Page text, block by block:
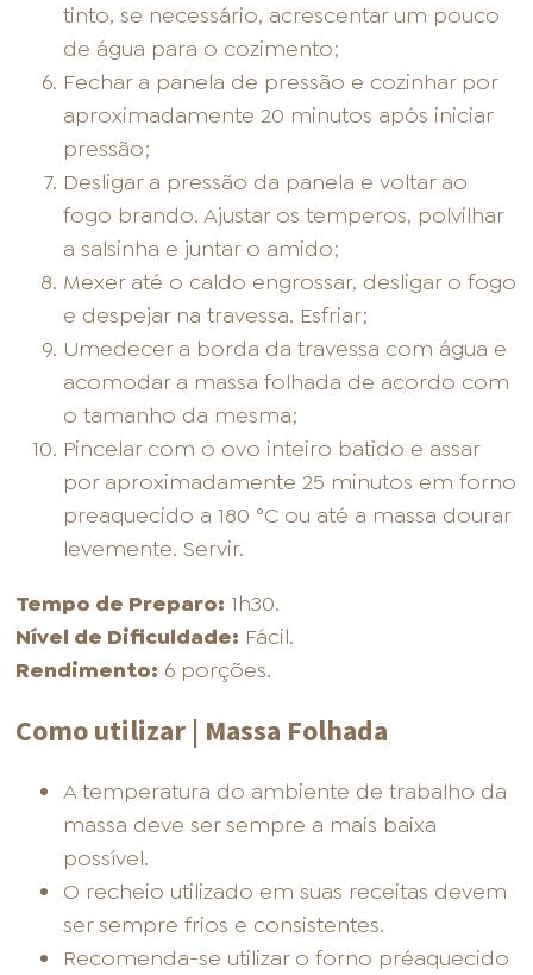
tinto, se necessário, acrescentar um pouco
de água para o cozimento;
Fechar a panela de pressão e cozinhar por
aproximadamente 20 minutos após iniciar
pressão;
Desligar a pressão da panela e voltar ao
fogo brando. Ajustar os temperos, polvilhar
a salsinha e juntar o amido;
Mexer até o caldo engrossar, desligar o fogo
e despejar na travessa. Esfriar;
Umedecer a borda da travessa com água e
acomodar a massa folhada de acordo com
o tamanho da mesma;
Pincelar com o ovo inteiro batido e assar
por aproximadamente 25 minutos em forno
preaquecido a 180 °C ou até a massa dourar
levemente. Servir.
Tempo de Preparo: 1h30.
Nível de Dificuldade: Fácil.
Rendimento: 6 porções.
Como utilizar | Massa Folhada
A temperatura do ambiente de trabalho da
massa deve ser sempre a mais baixa
possível.
O recheio utilizado em suas receitas devem
ser sempre frios e consistentes.
Recomenda-se utilizar o forno préaquecido